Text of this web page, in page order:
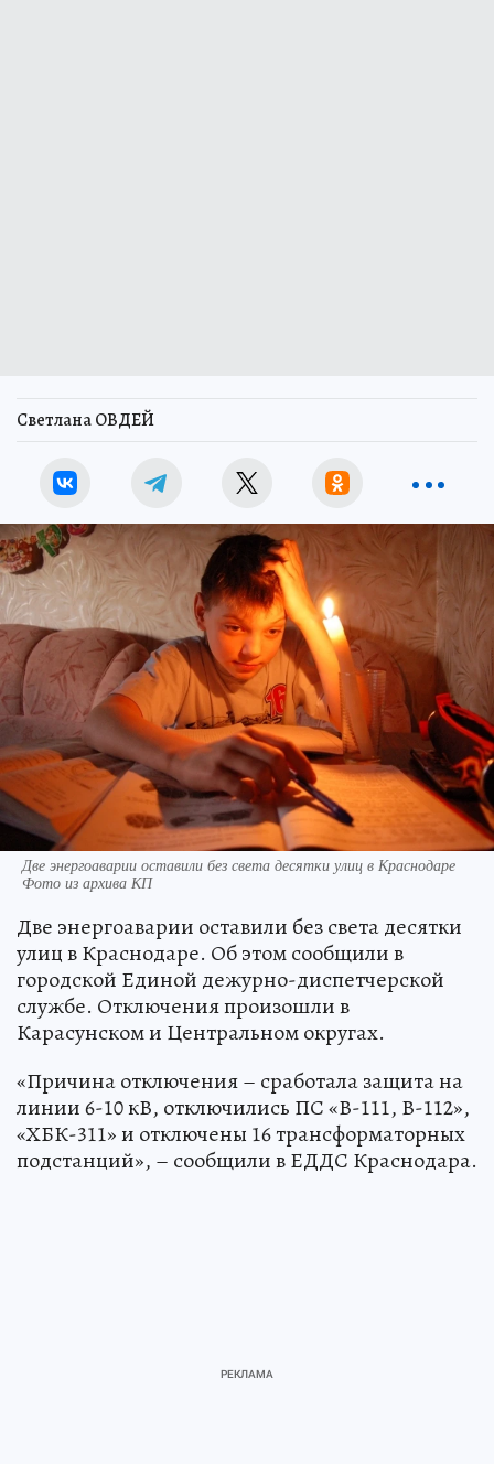
Светлана ОВДЕЙ
Две энергоаварии оставили без света десятки улиц в Краснодаре
Фото из архива КП
Две энергоаварии оставили без света десятки
улиц в Краснодаре. Об этом сообщили в
городской Единой дежурно-диспетчерской
службе. Отключения произошли в
Карасунском и Центральном округах.
«Причина отключения – сработала защита на
линии 6-10 кВ, отключились ПС «В-111, В-112»,
«ХБК-311» и отключены 16 трансформаторных
подстанций», – сообщили в ЕДДС Краснодара.